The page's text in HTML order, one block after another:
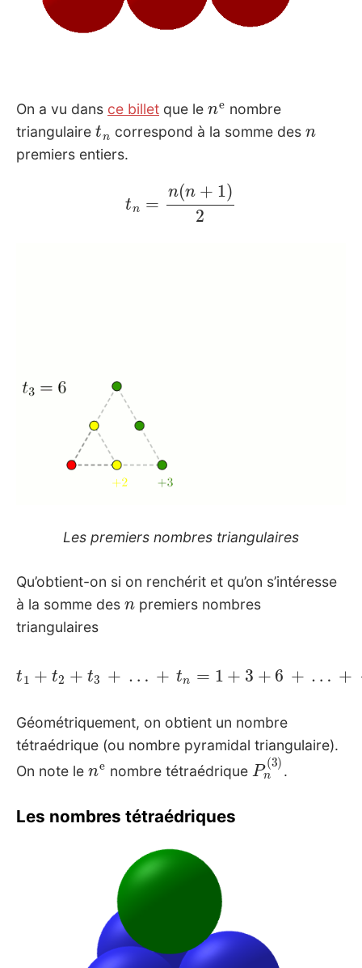
On a vu dans ce billet que le
e
nombre
triangulaire
tn
correspond à la somme des
premiers entiers.
n(n+ 1 2
Les premiers nombres triangulaires
Qu’obtient-on si on renchérit et qu’on s’intéresse
à la somme des
n
premiers nombres
triangulaires
Géométriquement, on obtient un nombre
tétraédrique (ou nombre pyramidal triangulaire).
On note le
e
nombre tétraédrique
Pn(3)
.
Les nombres tétraédriques